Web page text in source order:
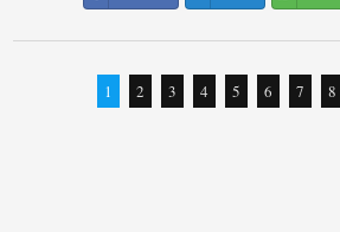
1 2 3 4 5 6 7 8